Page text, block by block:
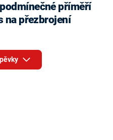
příměří
na přezbrojení